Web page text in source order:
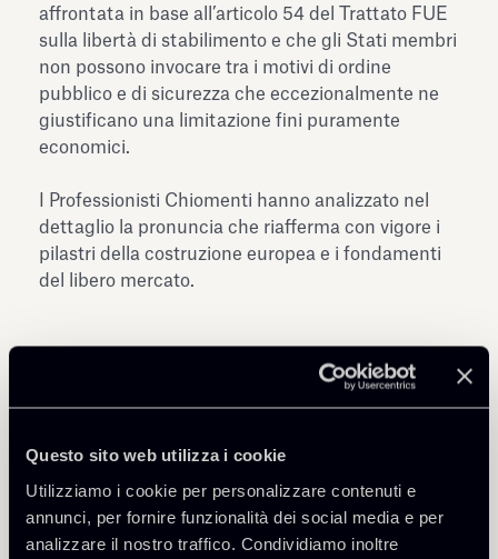
Questo sito web utilizza i cookie
Utilizziamo i cookie per personalizzare contenuti e
annunci, per fornire funzionalità dei social media e per
analizzare il nostro traffico. Condividiamo inoltre
affrontata in base all’articolo 54 del Trattato FUE
sulla libertà di stabilimento e che gli Stati membri
non possono invocare tra i motivi di ordine
pubblico e di sicurezza che eccezionalmente ne
giustificano una limitazione fini puramente
economici.
I Professionisti Chiomenti hanno analizzato nel
dettaglio la pronuncia che riafferma con vigore i
pilastri della costruzione europea e i fondamenti
del libero mercato.
Condividi